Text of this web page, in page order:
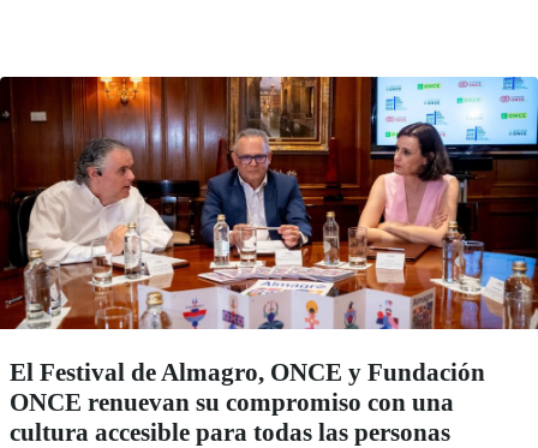
El Festival de Almagro, ONCE y Fundación
ONCE renuevan su compromiso con una
cultura accesible para todas las personas